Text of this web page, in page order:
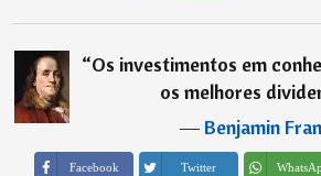
“Os investimentos em
os melhores
―Benjamin
Facebook Twitter